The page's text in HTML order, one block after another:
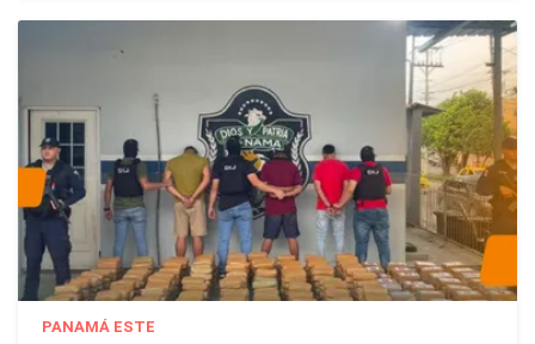
PANAMÁ ESTE